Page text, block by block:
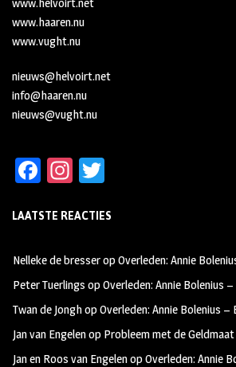
www.haaren.nu
www.vught.nu
nieuws@helvoirt.net
info@haaren.nu
nieuws@vught.nu
Fa
b
oo
k
In
ag
m
tt
LAATSTE REACTIES
Nelleke de bresseropOverleden: Annie
Peter Tuerlings opOverleden: Annie Bolenius
Twan de JonghopOverleden: Annie Bolenius –
Jan van Engelenop Probleem met de Geldmaat
Jan en Roos van EngelenopOverleden: Annie